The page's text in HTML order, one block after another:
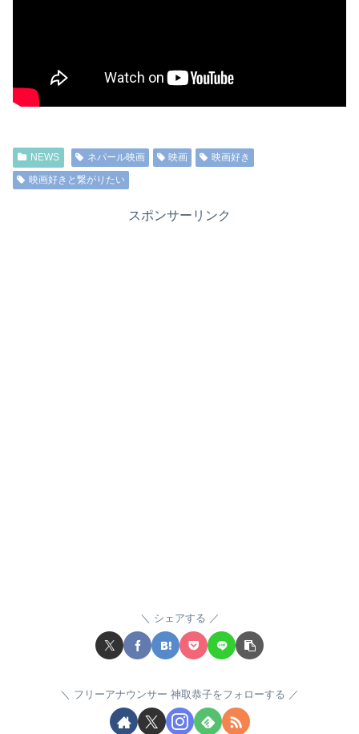
NEWS ネパール映画 映画
映画好き
映画好きと繋がりたい
スポンサーリンク
シェアする
フリーアナウンサー 神取恭子をフォローする